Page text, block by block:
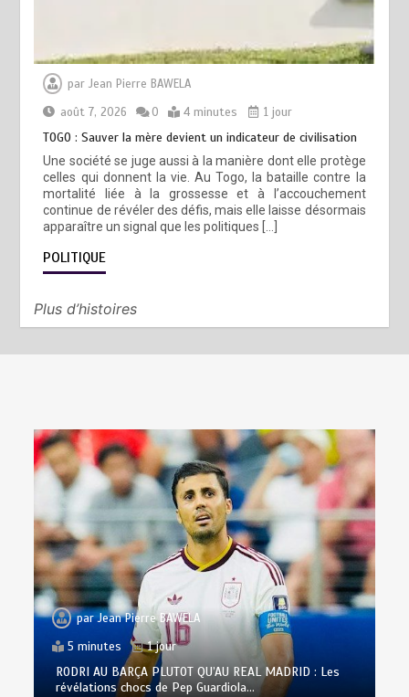
parJean Pierre BAWELA
août 7, 2026
0 4 minutes 1 jour
TOGO : Sauver la mère devient un indicateur de civilisation
Une société se juge aussi à la manière dont elle protège
celles qui donnent la vie. Au Togo, la bataille contre la
mortalité liée à la grossesse et à l’accouchement
continue de révéler des défis, mais elle laisse désormais
apparaître un signal que les politiques […]
POLITIQUE
Plus d’histoires
parJean Pierre BAWELA
5 minutes
1 jour
RODRI AU BARÇA PLUTOT QU’AU REAL MADRID : Les
révélations chocs de Pep Guardiola…